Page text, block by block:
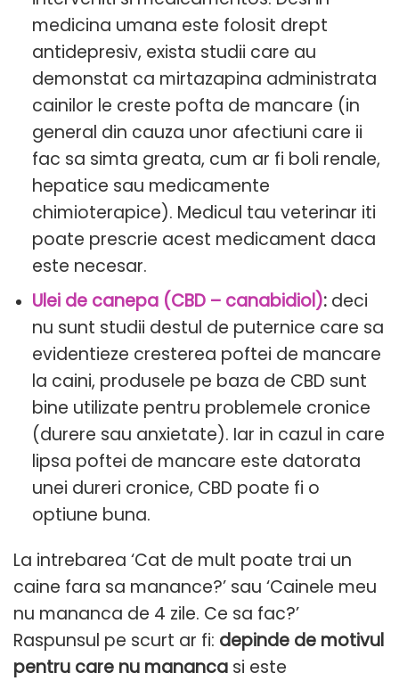
medicina umana este folosit drept
antidepresiv, exista studii care au
demonstat ca mirtazapina administrata
cainilor le creste pofta de mancare (in
general din cauza unor afectiuni care ii
fac sa simta greata, cum ar fi boli renale,
hepatice sau medicamente
chimioterapice). Medicul tau veterinar iti
poate prescrie acest medicament daca
este necesar.
Ulei de canepa (CBD – canabidiol):deci
nu sunt studii destul de puternice care sa
evidentieze cresterea poftei de mancare
la caini, produsele pe baza de CBD sunt
bine utilizate pentru problemele cronice
(durere sau anxietate). Iar in cazul in care
lipsa poftei de mancare este datorata
unei dureri cronice, CBD poate fi o
optiune buna.
La intrebarea ‘Cat de mult poate trai un
caine fara sa manance?’ sau ‘Cainele meu
nu mananca de 4 zile. Ce sa fac?’
Raspunsul pe scurt ar fi: depinde de motivul
pentru care nu mananca si este